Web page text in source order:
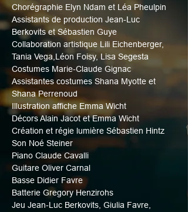
Chorégraphie Elyn Ndam et Léa Pheulpin
Assistants de production Jean-Luc
Berkovits et Sébastien Guye
Collaboration artistique Lili Eichenberger,
Tania Vega,Léon Foisy, Lisa Segesta
Costumes Marie-Claude Gignac
Assistantes costumes Shana Myotte et
Shana Perrenoud
Illustration affiche Emma Wicht
Décors Alain Jacot et Emma Wicht
Création et régie lumière Sébastien Hintz
Son Noé Steiner
Piano Claude Cavalli
Guitare Oliver Carnal
Basse Didier Favre
Batterie Gregory Henzirohs
Jeu Jean-Luc Berkovits, Giulia Favre,